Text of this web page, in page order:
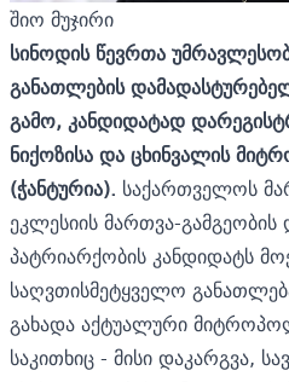
შიო მუჯირი
სინოდის წევრთა
განათლების
გამო, კანდიდატად
ნიქოზისა და ცხინვალის
(ჭანტურია). საქართველოს
ეკლესიის მართვა-
პატრიარქობის კანდიდატს
საღვთისმეტყველო
გახადა აქტუალური
საკითხიც - მისი დაკარგვა,